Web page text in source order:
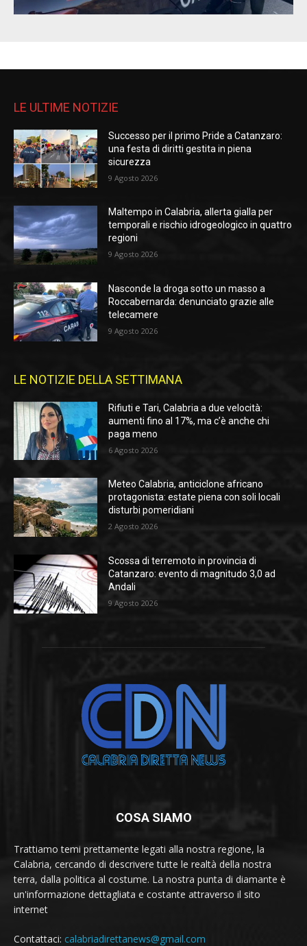
LE ULTIME NOTIZIE
Successo per il primo Pride a Catanzaro:
una festa di diritti gestita in piena
sicurezza
9 Agosto 2026
Maltempo in Calabria, allerta gialla per
temporali e rischio idrogeologico in quattro
regioni
9 Agosto 2026
Nasconde la droga sotto un masso a
Roccabernarda: denunciato grazie alle
telecamere
9 Agosto 2026
LE NOTIZIE DELLA SETTIMANA
Rifiuti e Tari, Calabria a due velocità:
aumenti fino al 17%, ma c’è anche chi
paga meno
6 Agosto 2026
Meteo Calabria, anticiclone africano
protagonista: estate piena con soli locali
disturbi pomeridiani
2 Agosto 2026
Scossa di terremoto in provincia di
Catanzaro: evento di magnitudo 3,0 ad
Andali
9 Agosto 2026
COSA SIAMO
Trattiamo temi prettamente legati alla nostra regione, la
Calabria, cercando di descrivere tutte le realtà della nostra
terra, dalla politica al costume. La nostra punta di diamante è
un'informazione dettagliata e costante attraverso il sito
internet
Contattaci: calabriadirettanews@gmail.com